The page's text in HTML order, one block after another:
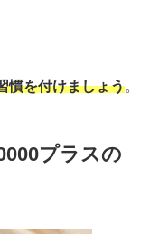
慣を付けましょう
プラスの